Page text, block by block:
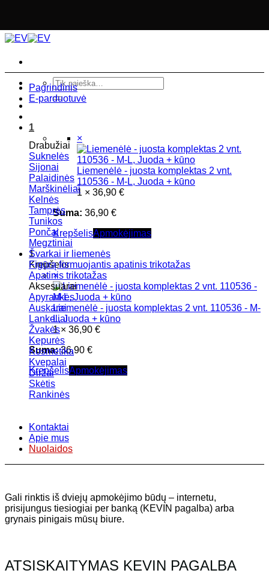
Skip
to
Ieškoti:
1
×
Liemenėlė - juosta komplektas 2 vnt.
110536 - M-L, Juoda + kūno
1 × 36,90 €
Suma: 36,90 €
KrepšelisApmokėjimas
1
Krepšelis
×
Liemenėlė - juosta komplektas 2 vnt. 110536 - M-
L, Juoda + kūno
1 × 36,90 €
Suma: 36,90 €
KrepšelisApmokėjimas
Pagrindinis
E-parduotuvė
Drabužiai
Suknelės
Sijonai
Palaidinės
Marškinėliai
Kelnės
Tamprės
Tunikos
Pončai
Megztiniai
Švarkai ir liemenės
Figūrą formuojantis apatinis trikotažas
Apatinis trikotažas
Aksesuarai
Apyrankės
Auskarai
Lankeliai
Žvakės
Kepurės
Kosmetika
Kvepalai
Diržai
Skėtis
Rankinės
Kontaktai
Apie mus
Nuolaidos
Gali rinktis iš dviejų apmokėjimo būdų – internetu,
prisijungus tiesiogiai per banką (KEVIN pagalba) arba
grynais pinigais mūsų biure.
ATSISKAITYMAS KEVIN PAGALBA